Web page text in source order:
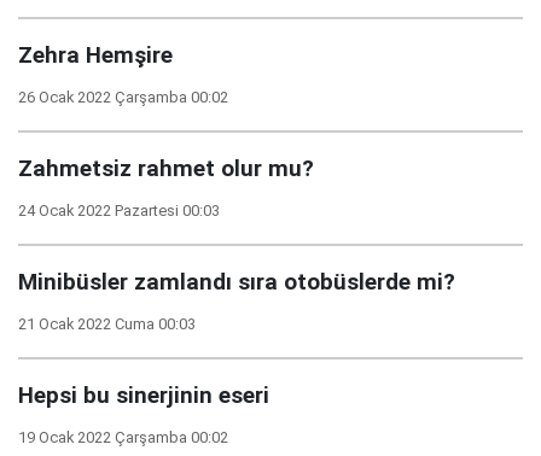
Zehra Hemşire
26 Ocak 2022 Çarşamba 00:02
Zahmetsiz rahmet olur mu?
24 Ocak 2022 Pazartesi 00:03
Minibüsler zamlandı sıra otobüslerde mi?
21 Ocak 2022 Cuma 00:03
Hepsi bu sinerjinin eseri
19 Ocak 2022 Çarşamba 00:02